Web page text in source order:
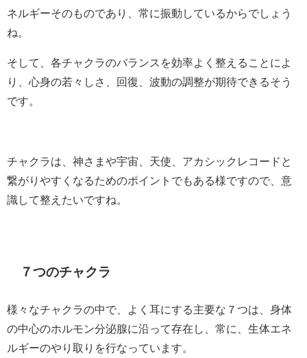
ネルギーそのものであり、常に振動しているからでしょう
ね。
そして、各チャクラのバランスを効率よく整えることによ
り、心身の若々しさ、回復、波動の調整が期待できるそう
です。
チャクラは、神さまや宇宙、天使、アカシックレコードと
繋がりやすくなるためのポイントでもある様ですので、意
識して整えたいですね。
７つのチャクラ
様々なチャクラの中で、よく耳にする主要な７つは、身体
の中心のホルモン分泌腺に沿って存在し、常に、生体エネ
ルギーのやり取りを行なっています。